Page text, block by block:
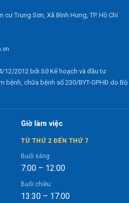
cư Trung Sơn, Xã Bình Hưng, TP. Hồ Chí
12/2012 bởi Sở Kế hoạch và đầu tư
bệnh, chữa bệnh số 230/BYT-GPHĐ do Bộ
Giờ làm việc
TỪ THỨ 2 ĐẾN THỨ 7
Buổi sáng:
7:00 – 12:00
Buổi chiều:
13:30 – 17:00